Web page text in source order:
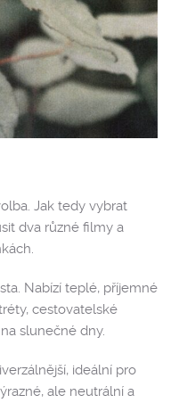
Jak tedy vybrat
dva různé filmy a
Nabízí teplé, příjemné
cestovatelské
slunečné dny.
ideální pro
ale neutrální a